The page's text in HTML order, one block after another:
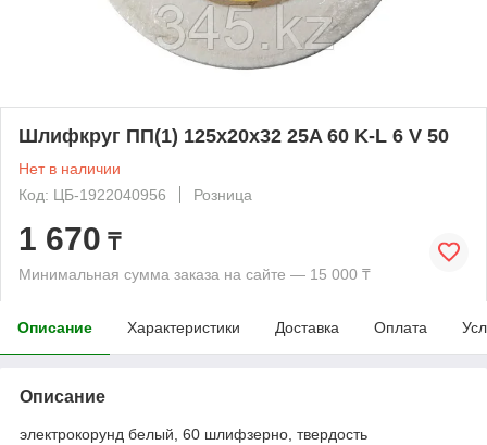
Шлифкруг ПП(1) 125х20х32 25A 60 K-L 6 V 50
Нет в наличии
Код: ЦБ-1922040956
Розница
1 670 ₸
Минимальная сумма заказа на сайте — 15 000 ₸
Описание Характеристики Доставка Оплата
Описание
электрокорунд белый, 60 шлифзерно, твердость